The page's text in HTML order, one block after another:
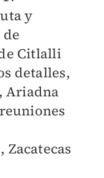
y
Citlalli
detalles,
Ariadna